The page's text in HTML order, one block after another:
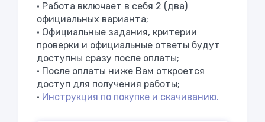
• Работа включает в себя 2 (два)
официальных варианта;
• Официальные задания, критерии
проверки и официальные ответы будут
доступны сразу после оплаты;
• После оплаты ниже Вам откроется
доступ для получения работы;
• Инструкция по покупке и скачиванию.